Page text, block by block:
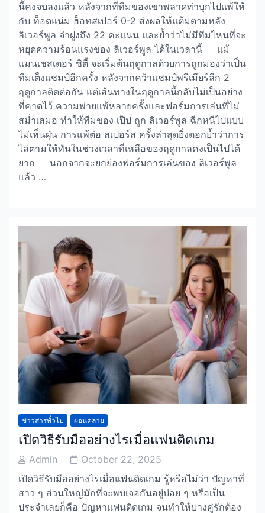
นี้คงจบลงแล้ว หลังจากที่ทีมของเขาพลาดท่าบุกไปแพ้ให้
กับ ท็อตแน่ม ฮ็อทสเปอร์ 0-2 ส่งผลให้แต้มตามหลัง
ลิเวอร์พูล จ่าฝูงถึง 22 คะแนน และย้ำว่าไม่มีทีมไหนที่จะ
หยุดความร้อนแรงของ ลิเวอร์พูล ได้ในเวลานี้ แม้
แมนเชสเตอร์ ซิตี้ จะเริ่มต้นฤดูกาลด้วยการถูกมองว่าเป็น
ทีมเต็งแชมป์อีกครั้ง หลังจากคว้าแชมป์พรีเมียร์ลีก 2
ฤดูกาลติดต่อกัน แต่เส้นทางในฤดูกาลนี้กลับไม่เป็นอย่าง
ที่คาดไว้ ความพ่ายแพ้หลายครั้งและฟอร์มการเล่นที่ไม่
สม่ำเสมอ ทำให้ทีมของ เป๊ป ถูก ลิเวอร์พูล ฉีกหนีไปแบบ
ไม่เห็นฝุ่น การแพ้ต่อ สเปอร์ส ครั้งล่าสุดยิ่งตอกย้ำว่าการ
ไล่ตามให้ทันในช่วงเวลาที่เหลือของฤดูกาลคงเป็นไปได้
ยาก นอกจากจะยกย่องฟอร์มการเล่นของ ลิเวอร์พูล
แล้ว …
ข่าวสารทั่วไป ผ่อนคลาย
เปิดวิธีรับมืออย่างไรเมื่อแฟนติดเกม
PostAdmin
PostOctober 22, 2025
เปิดวิธีรับมืออย่างไรเมื่อแฟนติดเกม รู้หรือไม่ว่า ปัญหาที่
สาว ๆ ส่วนใหญ่มักที่จะพบเจอกันอยู่บ่อย ๆ หรือเป็น
ประจำเลยก็คือ ปัญหาแฟนติดเกม จนทำให้บางคู่รักต้อง